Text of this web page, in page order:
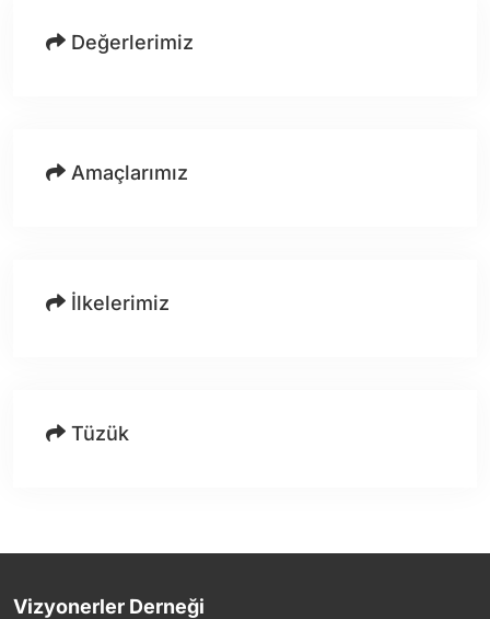
Değerlerimiz
Amaçlarımız
İlkelerimiz
Tüzük
Vizyonerler Derneği